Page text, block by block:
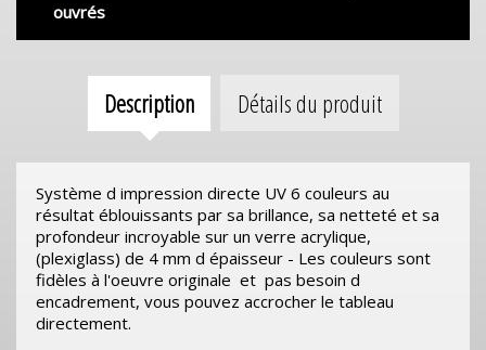
ouvrés
Description Détails du produit
Système d impression directe UV 6 couleurs au
résultat éblouissants par sa brillance, sa netteté et sa
profondeur incroyable sur un verre acrylique,
(plexiglass) de 4 mm d épaisseur - Les couleurs sont
fidèles à l'oeuvre originale et pas besoin d
encadrement, vous pouvez accrocher le tableau
directement.